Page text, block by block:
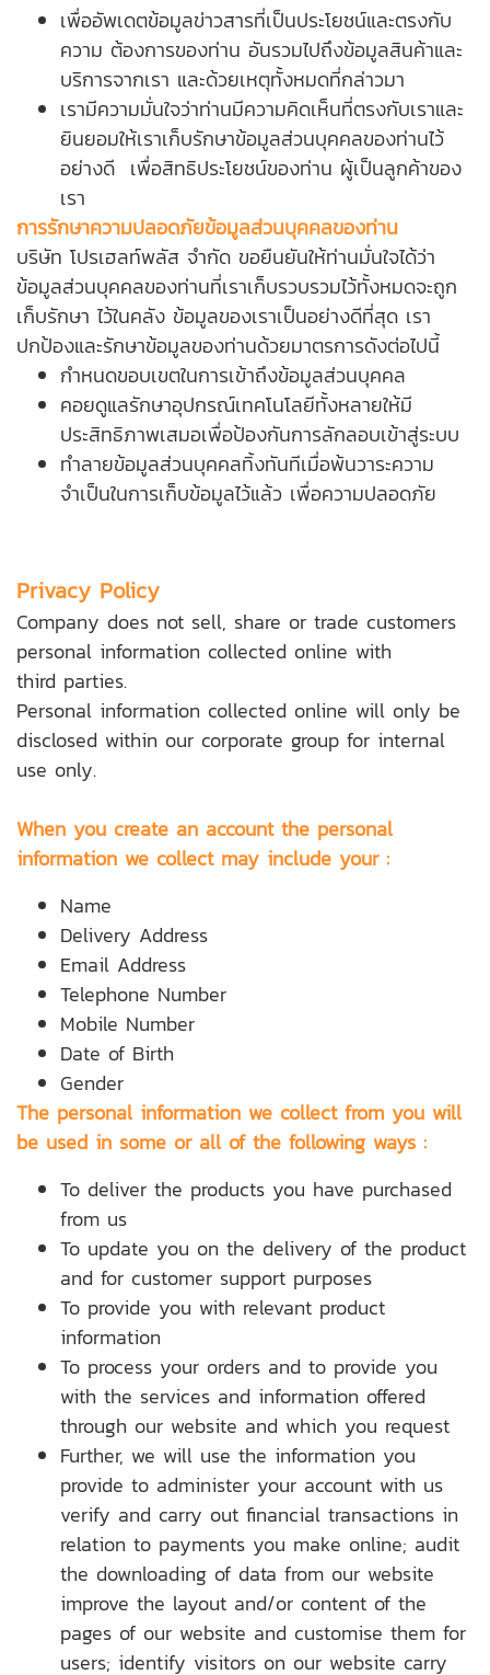
เพื่ออัพเดตข้อมูลข่าวสารที่เป็นประโยชน์และตรงกับ
ความ ต้องการของท่าน อันรวมไปถึงข้อมูลสินค้าและ
บริการจากเรา และด้วยเหตุทั้งหมดที่กล่าวมา
เรามีความมั่นใจว่าท่านมีความคิดเห็นที่ตรงกับเราและ
ยินยอมให้เราเก็บรักษาข้อมูลส่วนบุคคลของท่านไว้
อย่างดี เพื่อสิทธิประโยชน์ของท่าน ผู้เป็นลูกค้าของ
เรา
การรักษาความปลอดภัยข้อมูลส่วนบุคคลของท่าน
บริษัท โปรเฮลท์พลัส จำกัด ขอยืนยันให้ท่านมั่นใจได้ว่า
ข้อมูลส่วนบุคคลของท่านที่เราเก็บรวบรวมไว้ทั้งหมดจะถูก
เก็บรักษา ไว้ในคลัง ข้อมูลของเราเป็นอย่างดีที่สุด เรา
ปกป้องและรักษาข้อมูลของท่านด้วยมาตรการดังต่อไปนี้
กำหนดขอบเขตในการเข้าถึงข้อมูลส่วนบุคคล
คอยดูแลรักษาอุปกรณ์เทคโนโลยีทั้งหลายให้มี
ประสิทธิภาพเสมอเพื่อป้องกันการลักลอบเข้าสู่ระบบ
ทำลายข้อมูลส่วนบุคคลทิ้งทันทีเมื่อพ้นวาระความ
จำเป็นในการเก็บข้อมูลไว้แล้ว เพื่อความปลอดภัย
Privacy Policy
Company does not sell, share or trade customers
personal information collected online with
third parties.
Personal information collected online will only be
disclosed within our corporate group for internal
use only.
When you create an account the personal
information we collect may include your :
Name
Delivery Address
Email Address
Telephone Number
Mobile Number
Date of Birth
Gender
The personal information we collect from you will
be used in some or all of the following ways :
To deliver the products you have purchased
from us
To update you on the delivery of the product
and for customer support purposes
To provide you with relevant product
information
To process your orders and to provide you
with the services and information offered
through our website and which you request
Further, we will use the information you
provide to administer your account with us
verify and carry out financial transactions in
relation to payments you make online; audit
the downloading of data from our website
improve the layout and/or content of the
pages of our website and customise them for
users; identify visitors on our website carry